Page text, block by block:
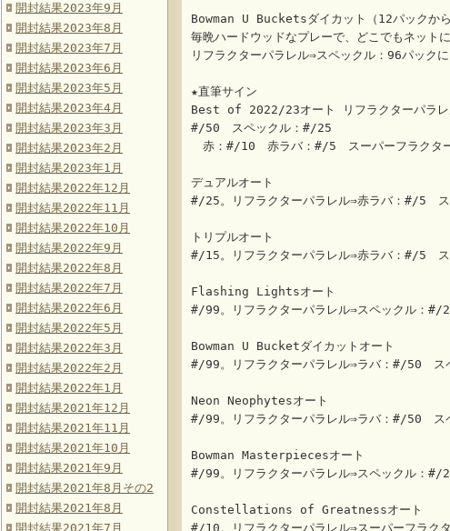
開封結果2023年9月
開封結果2023年8月
開封結果2023年7月
開封結果2023年6月
開封結果2023年5月
開封結果2023年4月
開封結果2023年3月
開封結果2023年2月
開封結果2023年1月
開封結果2022年12月
開封結果2022年11月
開封結果2022年10月
開封結果2022年9月
開封結果2022年8月
開封結果2022年7月
開封結果2022年6月
開封結果2022年5月
開封結果2022年3月
開封結果2022年2月
開封結果2022年1月
開封結果2021年12月
開封結果2021年11月
開封結果2021年10月
開封結果2021年9月
開封結果2021年8月その2
開封結果2021年8月
開封結果2021年7月
Bowman U Bucketsダイカット（12パックから
毎晩ハードウッドなプレーで、どこでもネット
リフラクターパラレル⇒スペックル：96パッ
★直筆サイン
Best of 2022/23オート リフラクターパ
#/50 スペックル：#/25
赤：#/10 赤ラバ：#/5 スーパーフラクタ
デュアルオート
#/25。リフラクターパラレル⇒赤ラバ：#/5
トリプルオート
#/15。リフラクターパラレル⇒赤ラバ：#/5
Flashing Lightsオート
#/99。リフラクターパラレル⇒スペックル：
Bowman U Bucketダイカットオート
#/99。リフラクターパラレル⇒ラバ：#/50
Neon Neophytesオート
#/99。リフラクターパラレル⇒ラバ：#/50
Bowman Masterpiecesオート
#/99。リフラクターパラレル⇒スペックル：
Constellations of Greatnessオート
#/10。リフラクターパラレル⇒スーパーフラク